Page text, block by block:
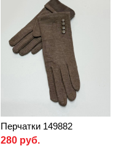
Перчатки 149882
280 руб.